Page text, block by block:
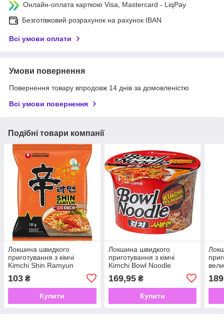
Онлайн-оплата карткою Visa, Mastercard - LiqPay
Безготівковий розрахунок на рахунок IBAN
Всі умови оплати
Умови повернення
Повернення товару впродовж 14 днів за домовленістю
Всі умови повернення
Подібні товари компанії
Локшина швидкого
приготування з кімчі
Kimchi Shin Ramyun
103 ₴
Купити
Локшина швидкого
приготування з кімчі
Kimchi Bowl Noodle
169,95₴
Купити
189